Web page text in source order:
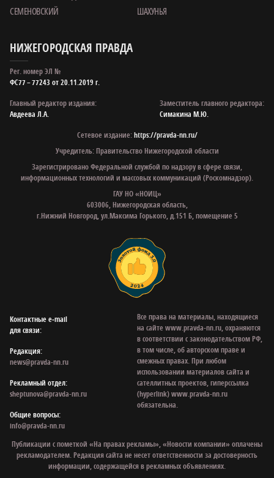
СЕМЕНОВСКИЙ
ШАХУНЬЯ
НИЖЕГОРОДСКАЯ ПРАВДА
Рег. номер ЭЛ №
ФС77 – 77243 от 20.11.2019 г.
Главный редактор издания:
Авдеева Л.А.
Заместитель главного редактора:
Симакина М.Ю.
Сетевое издание:https://pravda-nn.ru/
Учредитель: Правительство Нижегородской области
Зарегистрировано Федеральной службой по надзору в сфере связи,
информационных технологий и массовых коммуникаций (Роскомнадзор).
ГАУ НО «НОИЦ»
603006, Нижегородская область,
г.Нижний Новгород, ул.Максима Горького, д.151 Б, помещение 5
Контактные e‑mail
для связи:
Редакция:
news@pravda-nn.ru
Рекламный отдел:
sheptunova@pravda-nn.ru
Общие вопросы:
info@pravda-nn.ru
Все права на материалы, находящиеся
на сайте www.pravda-nn.ru, охраняются
в соответствии с законодательством РФ,
в том числе, об авторском праве и
смежных правах. При любом
использовании материалов сайта и
сателлитных проектов, гиперссылка
(hyperlink) www.pravda-nn.ru
обязательна.
Публикации с пометкой «На правах рекламы», «Новости компании» оплачены
рекламодателем. Редакция сайта не несет ответственности за достоверность
информации, содержащейся в рекламных объявлениях.